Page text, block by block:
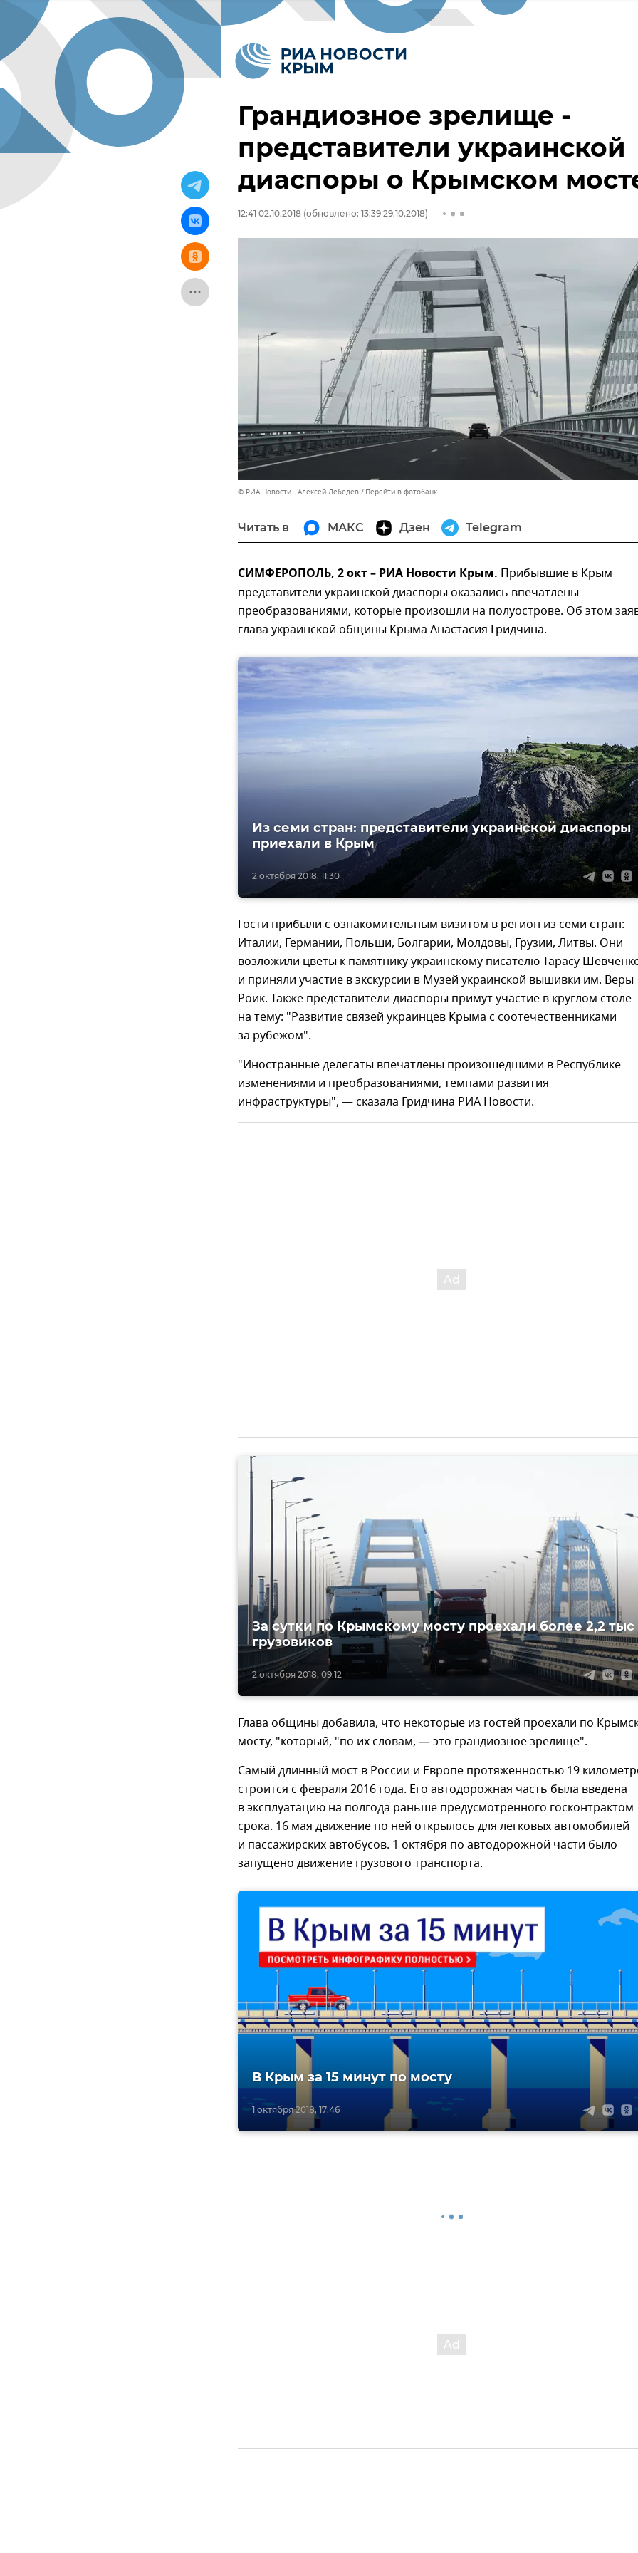
Грандиозное зрелище -
представители украинской
диаспоры о Крымском
12:41 02.10.2018 (обновлено: 13:39 29.10.2018)
© РИА Новости . Алексей Лебедев Перейти в фотобанк
Читать в МАКС Дзен Telegram
СИМФЕРОПОЛЬ, 2 окт – РИА Новости Крым. Прибывшие в Крым
представители украинской диаспоры оказались впечатлены
преобразованиями, которые произошли на полуострове. Об этом
глава украинской общины Крыма Анастасия Гридчина.
2 октября 2018, 11:30
Из семи стран: представители украинской диаспоры
приехали в Крым
Гости прибыли с ознакомительным визитом в регион из семи стран:
Италии, Германии, Польши, Болгарии, Молдовы, Грузии, Литвы. Они
возложили цветы к памятнику украинскому писателю Тарасу
и приняли участие в экскурсии в Музей украинской вышивки им. Веры
Роик. Также представители диаспоры примут участие в круглом столе
на тему: "Развитие связей украинцев Крыма с соотечественниками
за рубежом".
"Иностранные делегаты впечатлены произошедшими в Республике
изменениями и преобразованиями, темпами развития
инфраструктуры", — сказала Гридчина РИА Новости.
2 октября 2018, 09:12
За сутки по Крымскому мосту проехали более 2,2 тыс
грузовиков
Глава общины добавила, что некоторые из гостей проехали по
мосту, "который, "по их словам, — это грандиозное зрелище".
Самый длинный мост в России и Европе протяженностью 19
строится с февраля 2016 года. Его автодорожная часть была введена
в эксплуатацию на полгода раньше предусмотренного госконтрактом
срока. 16 мая движение по ней открылось для легковых автомобилей
и пассажирских автобусов. 1 октября по автодорожной части было
запущено движение грузового транспорта.
1 октября 2018, 17:46
В Крым за 15 минут по мосту